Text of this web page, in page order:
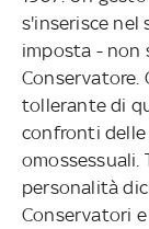
s'inserisce nel
imposta - non
Conservatore.
tollerante di
confronti delle
omossessuali.
personalità
Conservatori